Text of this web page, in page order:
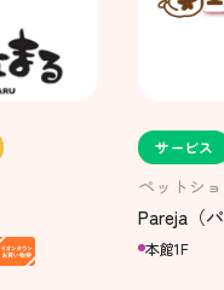
サービス
ペットシ
Pareja（パ
本館1F